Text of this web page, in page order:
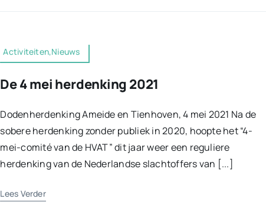
Activiteiten,Nieuws
De 4 mei herdenking 2021
Dodenherdenking Ameide en Tienhoven, 4 mei 2021 Na de
sobere herdenking zonder publiek in 2020, hoopte het “4-
mei-comité van de HVAT” dit jaar weer een reguliere
herdenking van de Nederlandse slachtoffers van [...]
Lees Verder